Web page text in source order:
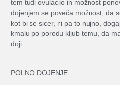
tem tudi ovulacijo in možnost
dojenjem se poveča možnost, da
kot bi se sicer, ni pa to nujno,
kmalu po porodu kljub temu, da
doji.
POLNO DOJENJE